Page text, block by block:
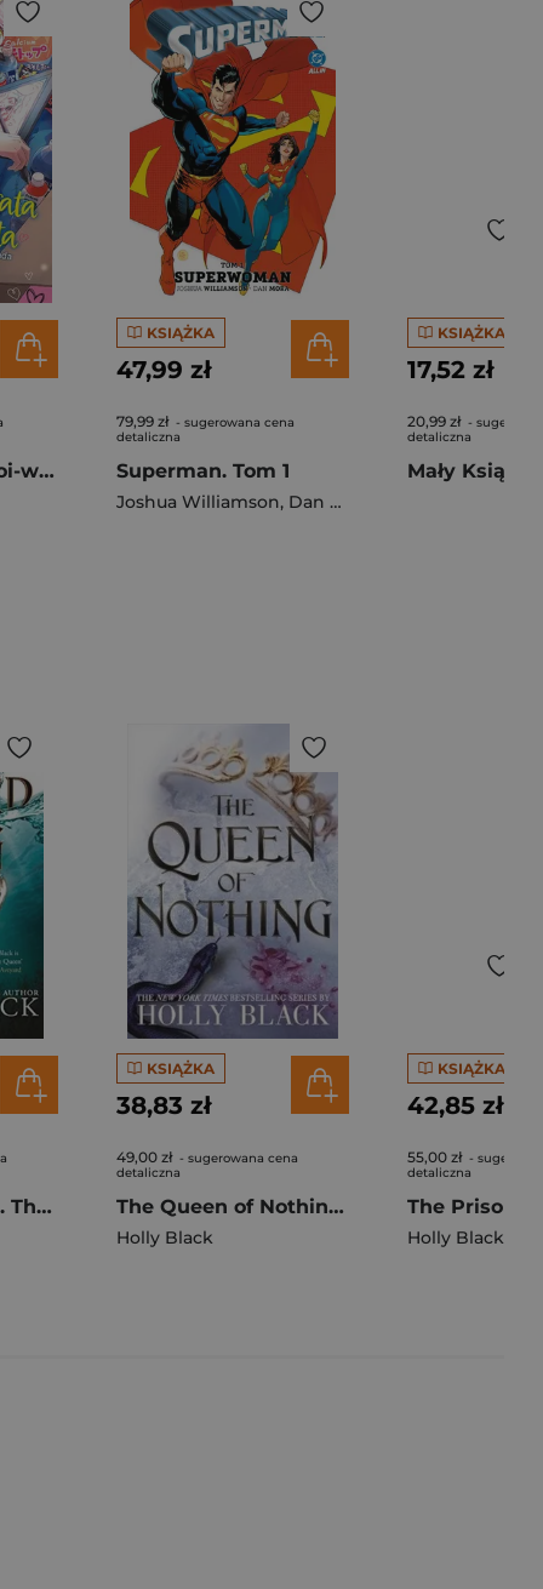
Mam za brata yaoi-wariata
KSIĄŻKA
47,99 zł
79,99 zł - sugerowana cena
detaliczna
Superman. Tom 1
Joshua Williamson, Dan Mora
KSIĄŻKA
17,52 zł
20,99 zł -
detaliczna
Mały Książę
The Wicked King. The Folk of the Air. Part 2 wer. angielska
KSIĄŻKA
38,83 zł
49,00 zł - sugerowana cena
detaliczna
The Queen of Nothing. The Folk of the Air. Part 3 wer. angielska
Holly Black
KSIĄŻKA
42,85 zł
55,00 zł -
detaliczna
The
Holly Black